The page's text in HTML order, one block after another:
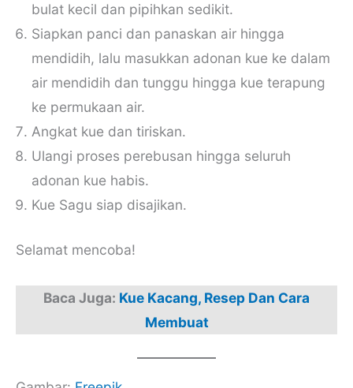
bulat kecil dan pipihkan sedikit.
Siapkan panci dan panaskan air hingga
mendidih, lalu masukkan adonan kue ke dalam
air mendidih dan tunggu hingga kue terapung
ke permukaan air.
Angkat kue dan tiriskan.
Ulangi proses perebusan hingga seluruh
adonan kue habis.
Kue Sagu siap disajikan.
Selamat mencoba!
Baca Juga: Kue Kacang, Resep Dan Cara
Membuat